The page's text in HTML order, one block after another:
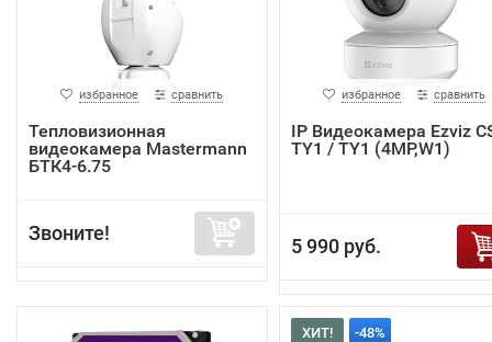
избранное сравнить
Тепловизионная
видеокамера Mastermann
БТК4-6.75
Звоните!
избранное сравнить
IP Видеокамера Ezviz
TY1 / TY1 (4MP,W1)
5 990 руб.
ХИТ! -48%